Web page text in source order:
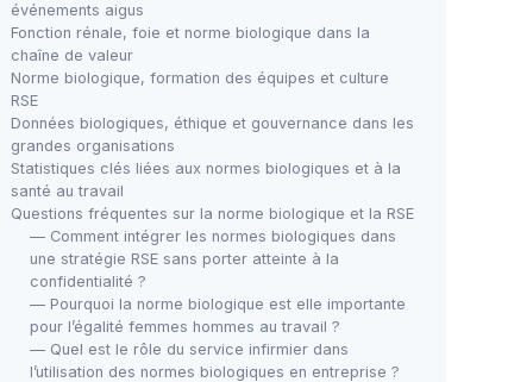
événements aigus
Fonction rénale, foie et norme biologique dans la
chaîne de valeur
Norme biologique, formation des équipes et culture
RSE
Données biologiques, éthique et gouvernance dans les
grandes organisations
Statistiques clés liées aux normes biologiques et à la
santé au travail
Questions fréquentes sur la norme biologique et la RSE
— Comment intégrer les normes biologiques dans
une stratégie RSE sans porter atteinte à la
confidentialité ?
— Pourquoi la norme biologique est elle importante
pour l’égalité femmes hommes au travail ?
— Quel est le rôle du service infirmier dans
l’utilisation des normes biologiques en entreprise ?